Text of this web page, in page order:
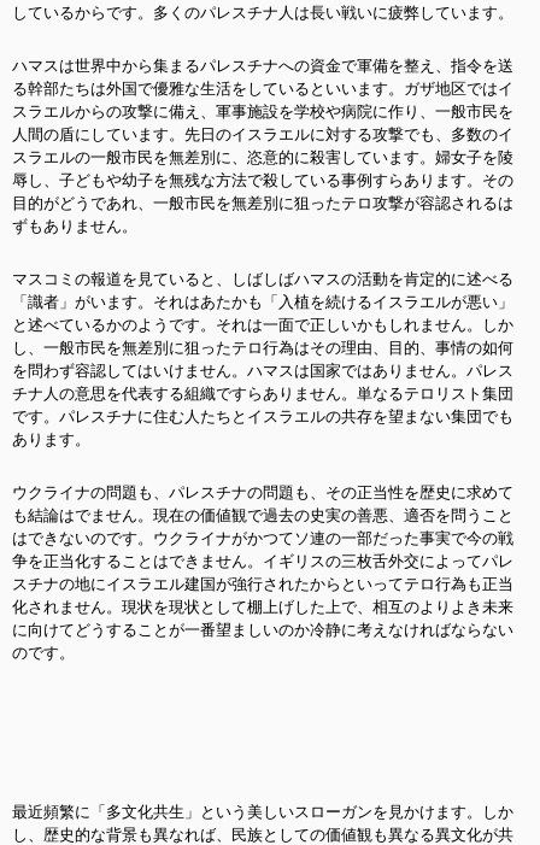
しているからです。多くのパレスチナ人は長い戦いに疲弊しています。
ハマスは世界中から集まるパレスチナへの資金で軍備を整え、指令を送
る幹部たちは外国で優雅な生活をしているといいます。ガザ地区ではイ
スラエルからの攻撃に備え、軍事施設を学校や病院に作り、一般市民を
人間の盾にしています。先日のイスラエルに対する攻撃でも、多数のイ
スラエルの一般市民を無差別に、恣意的に殺害しています。婦女子を陵
辱し、子どもや幼子を無残な方法で殺している事例すらあります。その
目的がどうであれ、一般市民を無差別に狙ったテロ攻撃が容認されるは
ずもありません。
マスコミの報道を見ていると、しばしばハマスの活動を肯定的に述べる
「識者」がいます。それはあたかも「入植を続けるイスラエルが悪い」
と述べているかのようです。それは一面で正しいかもしれません。しか
し、一般市民を無差別に狙ったテロ行為はその理由、目的、事情の如何
を問わず容認してはいけません。ハマスは国家ではありません。パレス
チナ人の意思を代表する組織ですらありません。単なるテロリスト集団
です。パレスチナに住む人たちとイスラエルの共存を望まない集団でも
あります。
ウクライナの問題も、パレスチナの問題も、その正当性を歴史に求めて
も結論はでません。現在の価値観で過去の史実の善悪、適否を問うこと
はできないのです。ウクライナがかつてソ連の一部だった事実で今の戦
争を正当化することはできません。イギリスの三枚舌外交によってパレ
スチナの地にイスラエル建国が強行されたからといってテロ行為も正当
化されません。現状を現状として棚上げした上で、相互のよりよき未来
に向けてどうすることが一番望ましいのか冷静に考えなければならない
のです。
最近頻繁に「多文化共生」という美しいスローガンを見かけます。しか
し、歴史的な背景も異なれば、民族としての価値観も異なる異文化が共